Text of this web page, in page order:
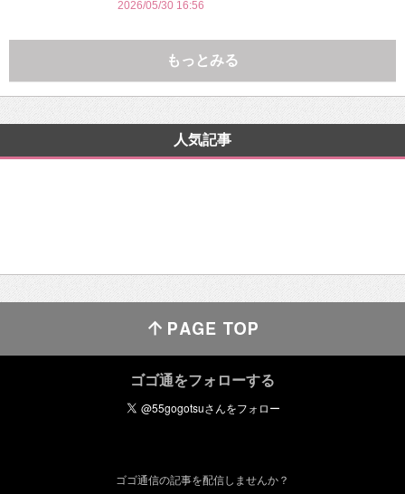
2026/05/30 16:56
もっとみる
人気記事
ゴゴ通をフォローする
ゴゴ通信の記事を配信しませんか？